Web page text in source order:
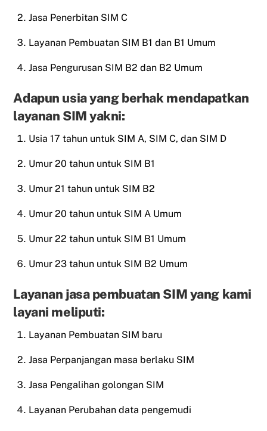
Jasa Penerbitan SIM C
Layanan Pembuatan SIM B1 dan B1 Umum
Jasa Pengurusan SIM B2 dan B2 Umum
Adapun usia yang berhak mendapatkan
layanan SIM yakni:
Usia 17 tahun untuk SIM A, SIM C, dan SIM D
Umur 20 tahun untuk SIM B1
Umur 21 tahun untuk SIM B2
Umur 20 tahun untuk SIM A Umum
Umur 22 tahun untuk SIM B1 Umum
Umur 23 tahun untuk SIM B2 Umum
Layanan jasa pembuatan SIM yang kami
layani meliputi:
Layanan Pembuatan SIM baru
Jasa Perpanjangan masa berlaku SIM
Jasa Pengalihan golongan SIM
Layanan Perubahan data pengemudi